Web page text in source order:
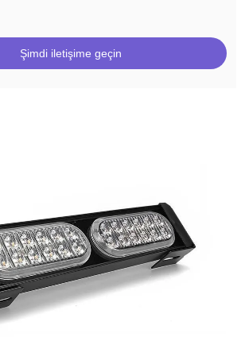
Şimdi iletişime geçin